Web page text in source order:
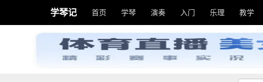
学琴记 首页 学琴 演奏 入门 乐理 教学